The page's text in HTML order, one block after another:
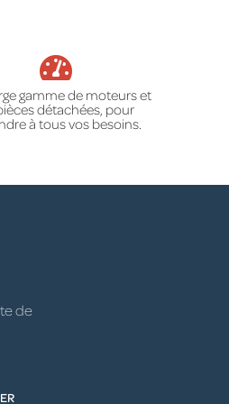
gamme de moteurs et
détachées, pour
à tous vos besoins.
de